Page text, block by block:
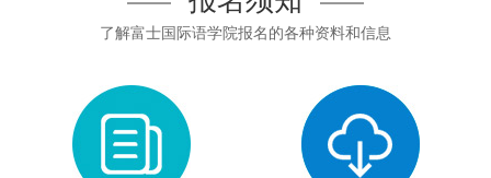
了解富士国际语学院报名的各种资料和信息